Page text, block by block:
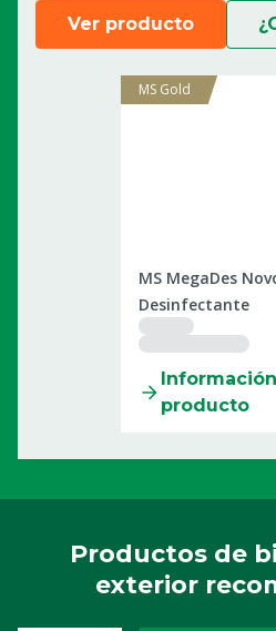
Ver producto
MS Gold
MS MegaDes
Desinfectante
producto
Productos de
exterior